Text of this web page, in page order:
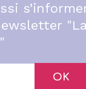
"La
OK